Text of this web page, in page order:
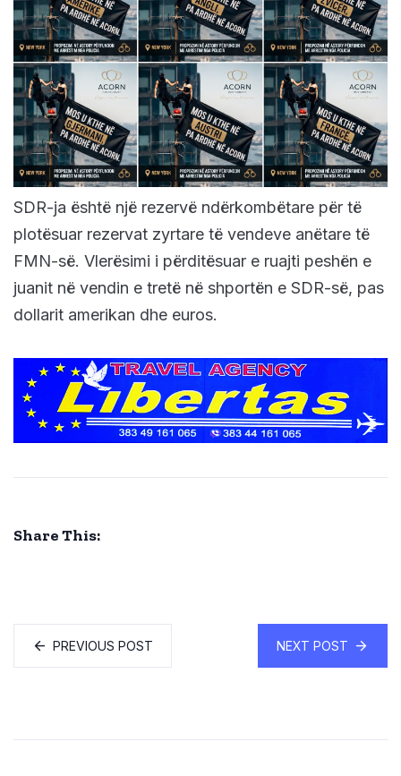
SDR-ja është një rezervë ndërkombëtare për të
plotësuar rezervat zyrtare të vendeve anëtare të
FMN-së. Vlerësimi i përditësuar e ruajti peshën e
juanit në vendin e tretë në shportën e SDR-së, pas
dollarit amerikan dhe euros.
Share This:
PREVIOUS POST NEXT POST